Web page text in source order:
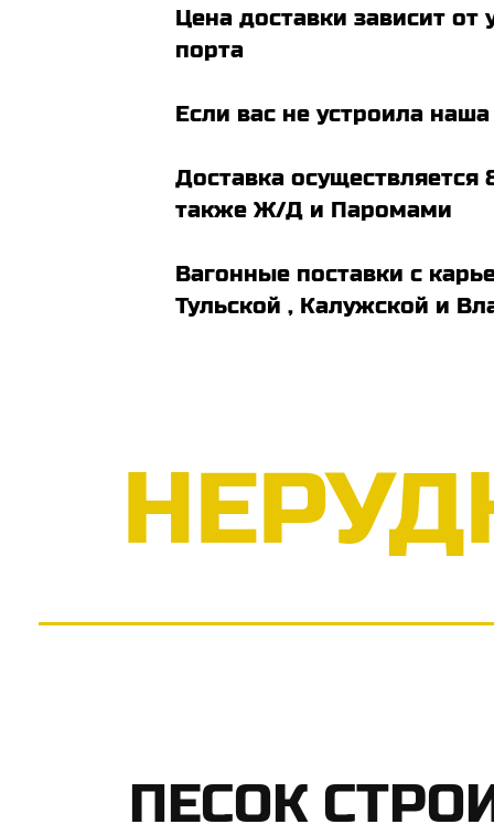
Цена доставки зависит от
порта
Если вас не устроила
Доставка
также Ж/Д и Паромами
Вагонные поставки с
Тульской , Калужской и
​ПЕСОК